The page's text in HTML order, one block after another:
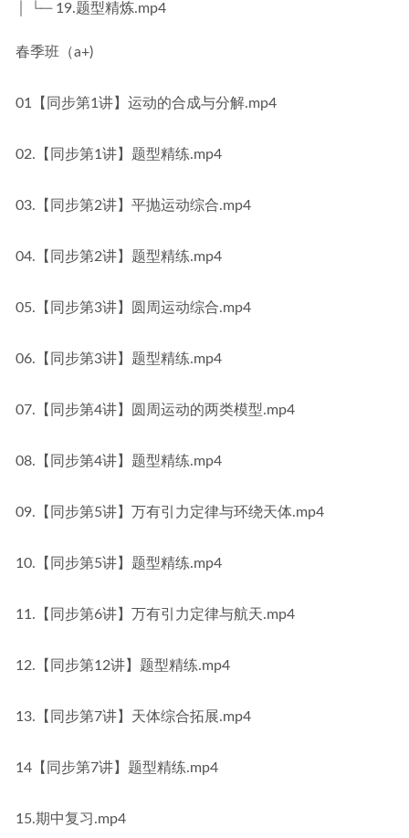
│ └─ 19.题型精炼.mp4
春季班（a+)
01【同步第1讲】运动的合成与分解.mp4
02.【同步第1讲】题型精练.mp4
03.【同步第2讲】平抛运动综合.mp4
04.【同步第2讲】题型精练.mp4
05.【同步第3讲】圆周运动综合.mp4
06.【同步第3讲】题型精练.mp4
07.【同步第4讲】圆周运动的两类模型.mp4
08.【同步第4讲】题型精练.mp4
09.【同步第5讲】万有引力定律与环绕天体.mp4
10.【同步第5讲】题型精练.mp4
11.【同步第6讲】万有引力定律与航天.mp4
12.【同步第12讲】题型精练.mp4
13.【同步第7讲】天体综合拓展.mp4
14【同步第7讲】题型精练.mp4
15.期中复习.mp4